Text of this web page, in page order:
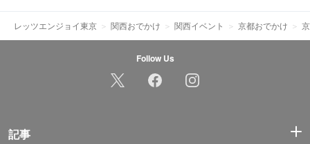
レッツエンジョイ東京 関西おでかけ 関西イベント 京都おでかけ
Follow Us
記事